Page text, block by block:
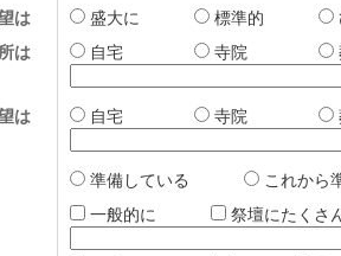
は
盛大に 標準的
は
自宅 寺院
は 自宅 寺院
準備している
これか
一般的に 祭壇にた